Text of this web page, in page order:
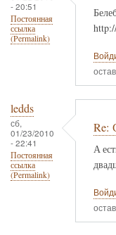
- 20:51
Постоянная
ссылка
(Permalink)
ledds
сб,
01/23/2010
- 22:41
Постоянная
ссылка
(Permalink)
Re:
А